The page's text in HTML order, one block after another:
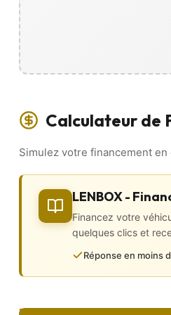
•⁠ ⁠Lunette arrière dégivrante
•⁠ ⁠Peinture métallisée
•⁠ ⁠Radar de recul
•⁠ ⁠Rétroviseurs électriques,
•⁠ ⁠Sorties d’échappement
•⁠ ⁠Toit ouvrant électrique
•⁠ ⁠CarPlay
•⁠ ⁠Accoudoirs central avant
•⁠ ⁠Boîte automatique
•⁠ ⁠Boite séquentielle
•⁠ ⁠Caméra de recul
•⁠ ⁠Carte main libre
•⁠ ⁠Climatisation automatique
•⁠ ⁠Démarrage sans clé
•⁠ ⁠Direction assistée
•⁠ ⁠Ordinateur de bord
Calculateur de
Simulez votre financement
LENBOX -
Financez votre
quelques clics et
Réponse en moins